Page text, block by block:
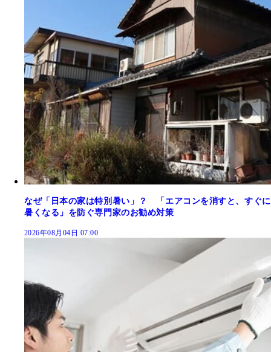
なぜ「日本の家は特別暑い」？ 「エアコンを消すと、すぐに
暑くなる」を防ぐ専門家のお勧め対策
2026年08月04日 07:00